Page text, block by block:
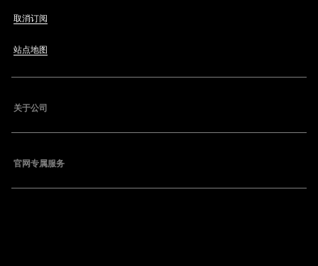
取消订阅
站点地图
关于公司
官网专属服务